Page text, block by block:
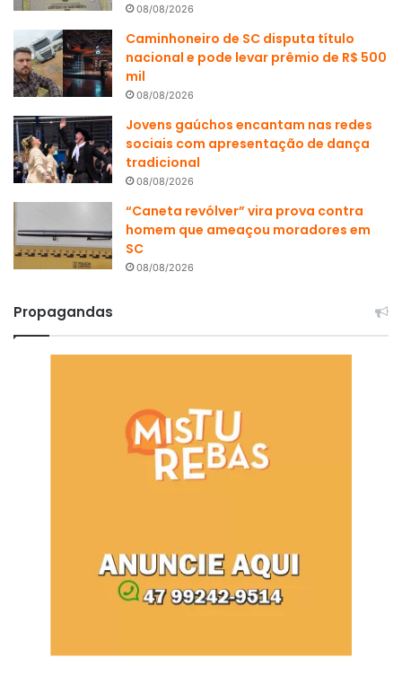
08/08/2026
Caminhoneiro de SC disputa título
nacional e pode levar prêmio de R$ 500
mil
08/08/2026
Jovens gaúchos encantam nas redes
sociais com apresentação de dança
tradicional
08/08/2026
“Caneta revólver” vira prova contra
homem que ameaçou moradores em
SC
08/08/2026
Propagandas